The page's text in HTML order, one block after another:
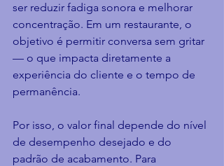
ser reduzir fadiga sonora e melhorar
concentração. Em um restaurante, o
objetivo é permitir conversa sem gritar
— o que impacta diretamente a
experiência do cliente e o tempo de
permanência.
Por isso, o valor final depende do nível
de desempenho desejado e do
padrão de acabamento. Para